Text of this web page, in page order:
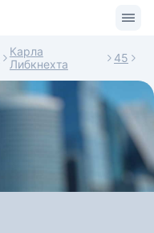
Карла
Либкнехта
45